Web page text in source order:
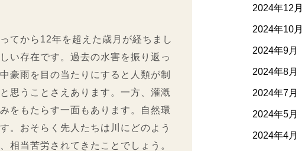
てから12年を超えた歳月が経ちまし
い存在です。過去の水害を振り返っ
豪雨を目の当たりにすると人類が制
思うことさえあります。一方、灌漑
をもたらす一面もあります。自然環
。おそらく先人たちは川にどのよう
相当苦労されてきたことでしょう。
2024年12月
2024年10月
2024年9月
2024年8月
2024年7月
2024年5月
2024年4月